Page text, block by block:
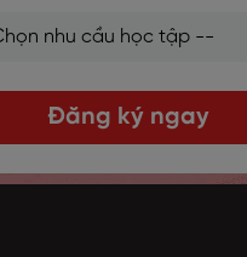
Đăng ký ngay